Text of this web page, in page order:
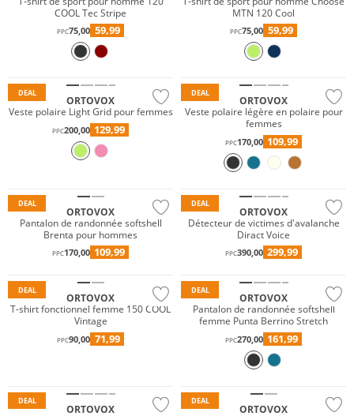
COOL Tec Stripe
PPC75,00 59,99
MTN 120 Cool
PPC75,00 59,99
DEAL
ORTOVOX
Veste polaire Light Grid pour femmes
PPC200,00 129,99
DEAL
ORTOVOX
Veste polaire légère en polaire pour
femmes
PPC170,00 109,99
DEAL
ORTOVOX
Pantalon de randonnée softshell
Brenta pour hommes
PPC170,00 109,99
DEAL
Résistant à l'eau
ORTOVOX
Détecteur de victimes d'avalanche
Diract Voice
PPC390,00 299,99
DEAL
Mérinos
ORTOVOX
T-shirt fonctionnel femme 150 COOL
Vintage
PPC90,00 71,99
DEAL
ORTOVOX
Pantalon de randonnée softshell
femme Punta Berrino Stretch
PPC270,00 161,99
DEAL
ORTOVOX
DEAL
ORTOVOX